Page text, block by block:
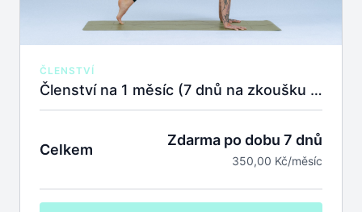
ČLENSTVÍ
Členství na 1 měsíc (7 dnů na zkoušku zdarma)
Celkem
Zdarma po dobu 7 dnů
350,00 Kč/měsíc